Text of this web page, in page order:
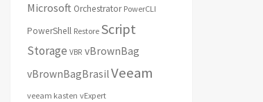
Microsoft Orchestrator PowerCLI
PowerShell Restore Script
Storage VBR vBrownBag
vBrownBagBrasilVeeam
veeam kasten vExpert